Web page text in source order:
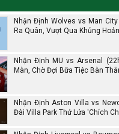
Nhận Định Wolves vs Man
Ra Quân, Vượt Qua Khủng
Nhận Định MU vs Arsenal
Màn, Chờ Đợi Bữa Tiệc Bàn
Nhận Định Aston Villa vs
Đài Villa Park Thử Lửa 'Chích